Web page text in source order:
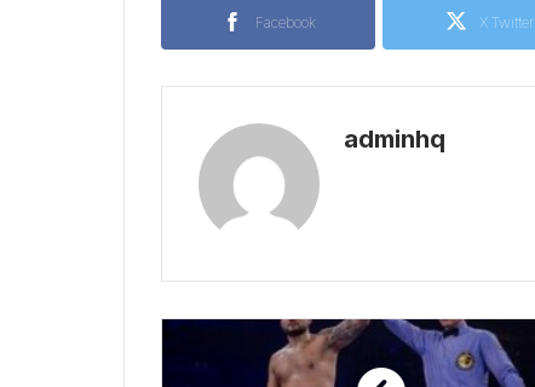
Facebook X Twitter
adminhq